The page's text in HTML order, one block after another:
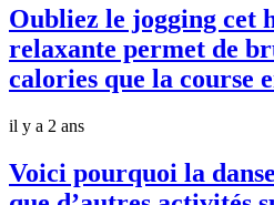
Oubliez le jogging cet
relaxante permet de
calories que la course
il y a 2 ans
Voici pourquoi la